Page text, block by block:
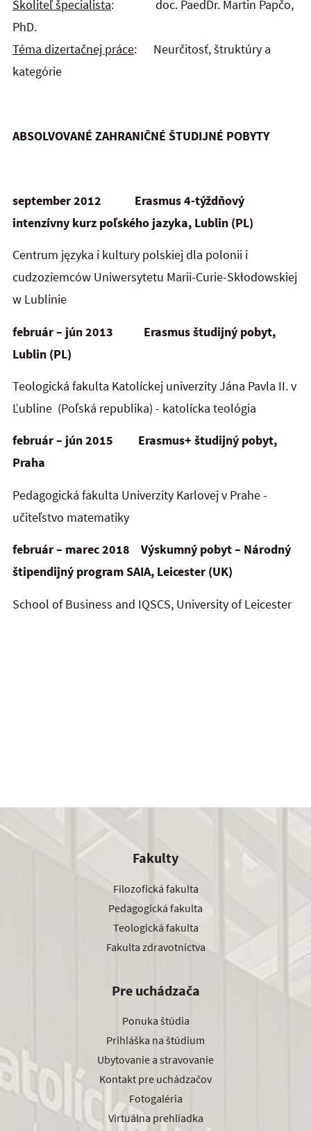
Školiteľ špecialista: doc. PaedDr. Martin Papčo,
PhD.
Téma dizertačnej práce: Neurčitosť, štruktúry a
kategórie
ABSOLVOVANÉ ZAHRANIČNÉ ŠTUDIJNÉ POBYTY
september 2012 Erasmus4-týždňový
intenzívny kurz poľského jazyka, Lublin (PL)
Centrum języka i kultury polskiej dla polonii i
cudzoziemców Uniwersytetu Marii-Curie-Skłodowskiej
w Lublinie
február – jún 2013
Erasmus študijný pobyt,
Lublin (PL)
Teologická fakulta Katolíckej univerzity Jána Pavla II. v
Ľubline (Poľská republika) - katolícka teológia
február – jún 2015 Erasmus+ študijný pobyt,
Praha
Pedagogická fakulta Univerzity Karlovej v Prahe -
učiteľstvo matematiky
február – marec 2018 Výskumný pobyt – Národný
štipendijný program SAIA, Leicester (UK)
School of Business and IQSCS, University of Leicester
Fakulty
Filozofická fakulta
Pedagogická fakulta
Teologická fakulta
Fakulta zdravotníctva
Pre uchádzača
Ponuka štúdia
Prihláška na štúdium
Ubytovanie a stravovanie
Kontakt pre uchádzačov
Fotogaléria
Virtuálna prehliadka